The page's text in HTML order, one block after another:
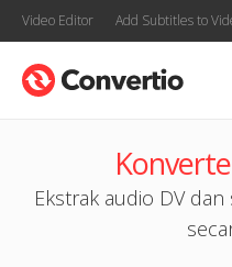
Video Editor Add Subtitles to
Ekstrak audio DV